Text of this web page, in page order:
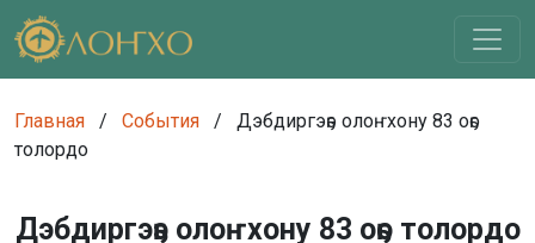
Главная / События /
Дэбдиргэҕэ олоҥхону 83 оҕо
толордо
Дэбдиргэҕэ олоҥхону 83 оҕо толордо